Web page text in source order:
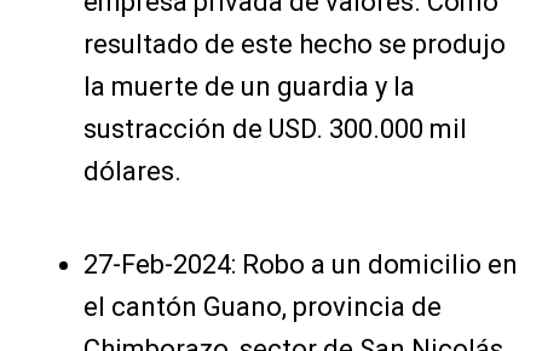
resultado de este hecho se produjo
la muerte de un guardia y la
sustracción de USD. 300.000 mil
dólares.
27-Feb-2024: Robo a un domicilio en
el cantón Guano, provincia de